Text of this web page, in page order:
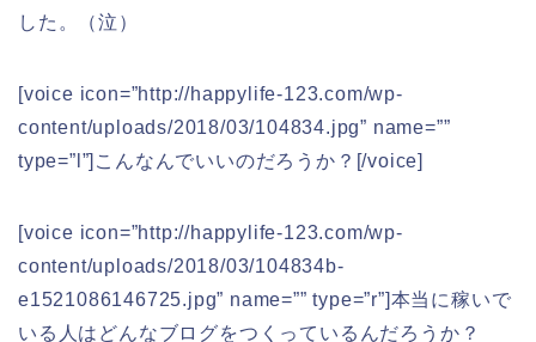
した。（泣）
[voice icon=”http://happylife-123.com/wp-
content/uploads/2018/03/104834.jpg” name=””
type=”l”]こんなんでいいのだろうか？[/voice]
[voice icon=”http://happylife-123.com/wp-
content/uploads/2018/03/104834b-
e1521086146725.jpg” name=”” type=”r”]本当に稼いで
いる人はどんなブログをつくっているんだろうか？